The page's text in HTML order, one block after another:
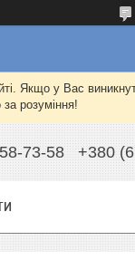
Якщо у Вас
розуміння!
73-58 +380